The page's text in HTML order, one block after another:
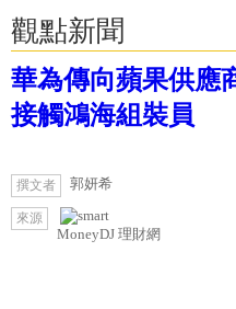
觀點新聞
華為傳向蘋果供應
接觸鴻海組裝員
撰文者 郭妍希
來源
MoneyDJ 理財網